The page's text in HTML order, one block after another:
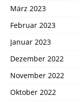
März 2023
Februar 2023
Januar 2023
Dezember 2022
November 2022
Oktober 2022